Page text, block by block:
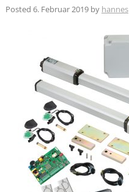
Posted 6. Februar 2019by hannes